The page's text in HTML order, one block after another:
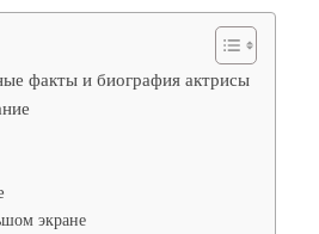
факты и биография актрисы
экране